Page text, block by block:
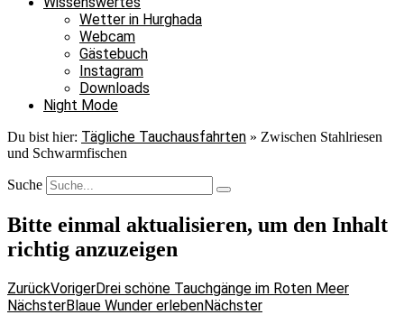
Wetter in Hurghada
Webcam
Gästebuch
Instagram
Downloads
Night Mode
Du bist hier: Tägliche Tauchausfahrten » Zwischen Stahlriesen
und Schwarmfischen
Suche
Bitte einmal aktualisieren, um den Inhalt
richtig anzuzeigen
ZurückVorigerDrei schöne Tauchgänge im Roten Meer
NächsterBlaue Wunder erlebenNächster